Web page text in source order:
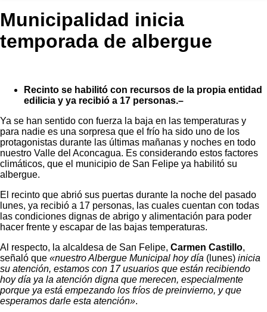
Municipalidad inicia
temporada de albergue
Recinto se habilitó con recursos de la propia entidad
edilicia y ya recibió a 17 personas.–
Ya se han sentido con fuerza la baja en las temperaturas y
para nadie es una sorpresa que el frío ha sido uno de los
protagonistas durante las últimas mañanas y noches en todo
nuestro Valle del Aconcagua. Es considerando estos factores
climáticos, que el municipio de San Felipe ya habilitó su
albergue.
El recinto que abrió sus puertas durante la noche del pasado
lunes, ya recibió a 17 personas, las cuales cuentan con todas
las condiciones dignas de abrigo y alimentación para poder
hacer frente y escapar de las bajas temperaturas.
Al respecto, la alcaldesa de San Felipe, Carmen Castillo,
señaló que «nuestro Albergue Municipal hoy día (lunes) inicia
su atención, estamos con 17 usuarios que están recibiendo
hoy día ya la atención digna que merecen, especialmente
porque ya está empezando los fríos de preinvierno, y que
esperamos darle esta atención».